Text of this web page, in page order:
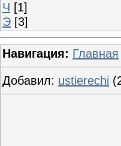
Ч [1]
Э [3]
Навигация: Главная
Добавил: ustierechi